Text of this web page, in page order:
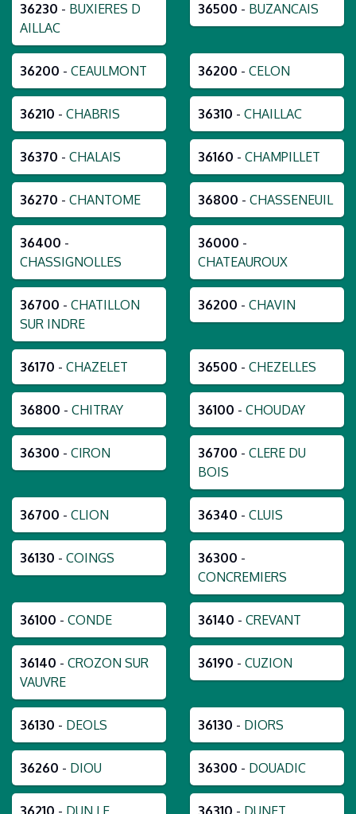
36230 - BUXIERES D
AILLAC
36500 - BUZANCAIS
36200 - CEAULMONT 36200 - CELON
36210 - CHABRIS 36310 - CHAILLAC
36370 - CHALAIS 36160 - CHAMPILLET
36270 - CHANTOME 36800 - CHASSENEUIL
36400 -
CHASSIGNOLLES
36000 -
CHATEAUROUX
36700 - CHATILLON
SUR INDRE
36200 - CHAVIN
36170 - CHAZELET 36500 - CHEZELLES
36800 - CHITRAY 36100 - CHOUDAY
36300 - CIRON 36700 - CLERE DU
BOIS
36700 - CLION 36340 - CLUIS
36130 - COINGS 36300 -
CONCREMIERS
36100 - CONDE 36140 - CREVANT
36140 - CROZON SUR
VAUVRE
36190 - CUZION
36130 - DEOLS 36130 - DIORS
36260 - DIOU 36300 - DOUADIC
36210 - DUN LE 36310 - DUNET